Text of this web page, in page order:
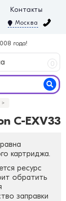
Контакты
Москва
года!
0
C-EXV33
картриджа.
ресурс
обратить
заправки